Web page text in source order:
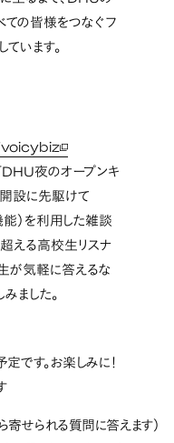
ての皆様をつなぐフ
います。
新しいタブで開く
夜のオープンキ
設に先駆けて
）を利用した雑談
える高校生リスナ
が気軽に答えるな
ました。
です。お楽しみに！
寄せられる質問に答えます）